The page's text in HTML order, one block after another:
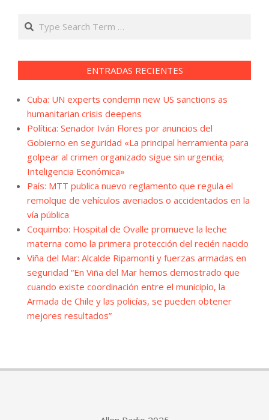
Search
ENTRADAS RECIENTES
Cuba: UN experts condemn new US sanctions as
humanitarian crisis deepens
Política: Senador Iván Flores por anuncios del
Gobierno en seguridad «La principal herramienta para
golpear al crimen organizado sigue sin urgencia;
Inteligencia Económica»
País: MTT publica nuevo reglamento que regula el
remolque de vehículos averiados o accidentados en la
vía pública
Coquimbo: Hospital de Ovalle promueve la leche
materna como la primera protección del recién nacido
Viña del Mar: Alcalde Ripamonti y fuerzas armadas en
seguridad “En Viña del Mar hemos demostrado que
cuando existe coordinación entre el municipio, la
Armada de Chile y las policías, se pueden obtener
mejores resultados”